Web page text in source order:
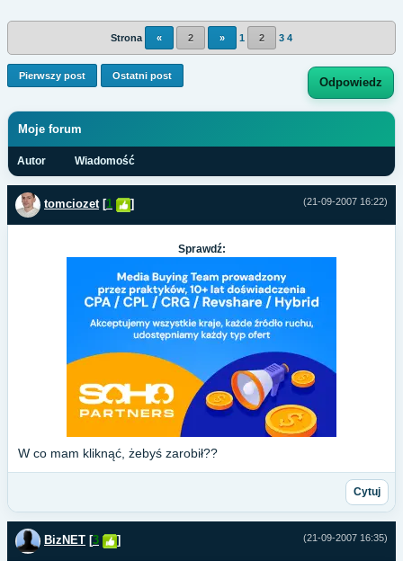
Strona « 2 » 1 2 3 4
Pierwszy post Ostatni post Odpowiedz
Moje forum
Autor Wiadomość
(21-09-2007 16:22)
tomciozet [1 ]
Sprawdź:
W co mam kliknąć, żebyś zarobił??
Cytuj
(21-09-2007 16:35)
BizNET [3 ]